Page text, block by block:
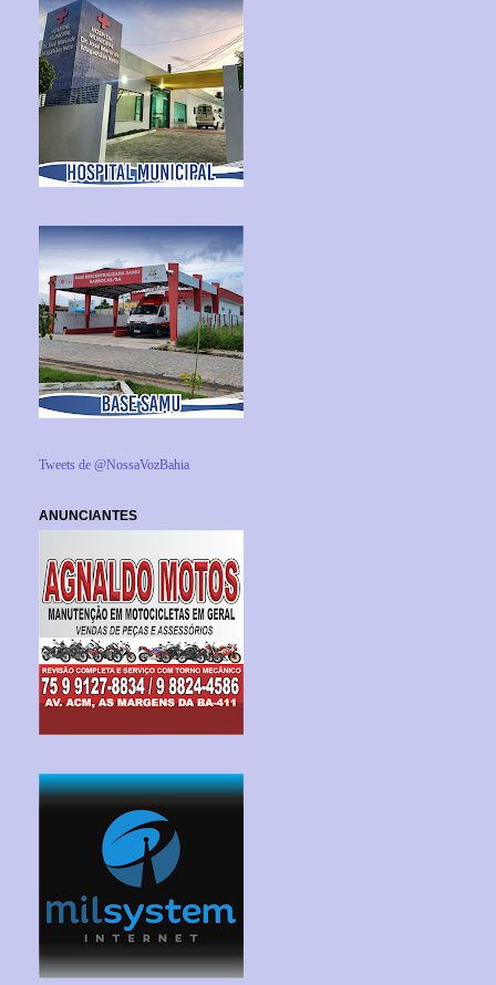
Tweets de @NossaVozBahia
ANUNCIANTES